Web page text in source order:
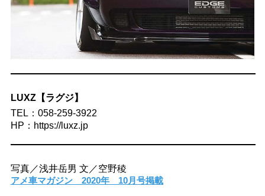
LUXZ【ラグジ】
TEL：058-259-3922
HP：https://luxz.jp
写真／浅井岳男 文／空野稜
アメ車マガジン 2020年 10月号掲載